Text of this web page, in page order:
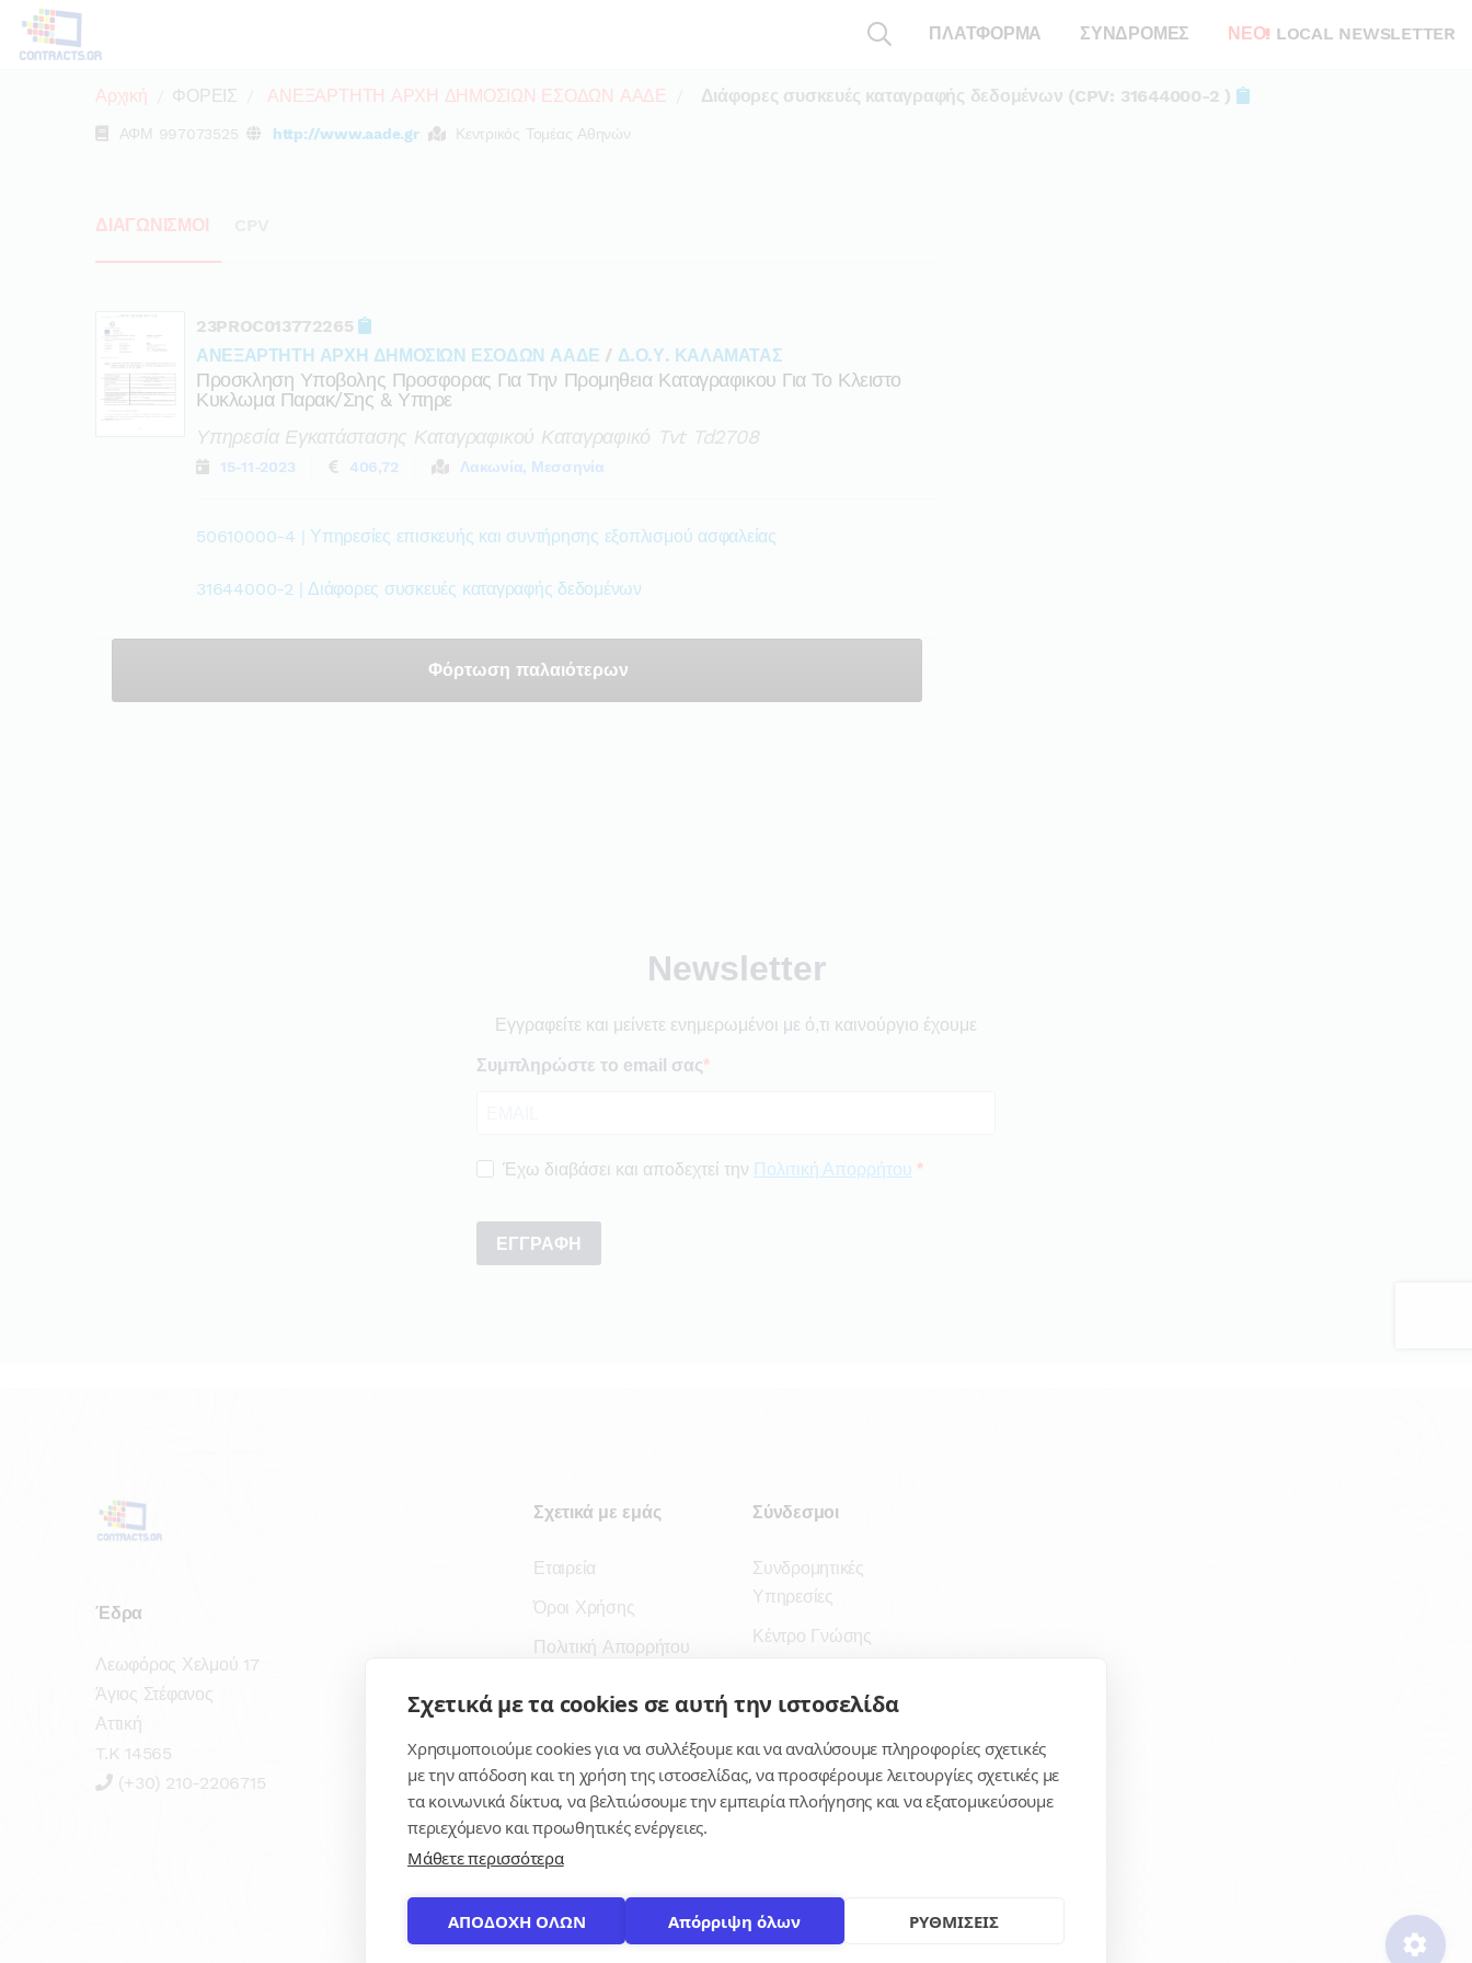
ΠΛΑΤΦΟΡΜΑ ΣΥΝΔΡΟΜΕΣ ΝΕΟ! LOCAL NEWSLETTER
Αρχική ΦΟΡΕΙΣ ΑΝΕΞΑΡΤΗΤΗ ΑΡΧΗ ΔΗΜΟΣΙΩΝ ΕΣΟΔΩΝ ΑΑΔΕ Διάφορες συσκευές καταγραφής δεδομένων (CPV: 31644000-2 )
ΑΦΜ 997073525 http://www.aade.gr Κεντρικός Τομέας Αθηνών
ΔΙΑΓΩΝΙΣΜΟΙ
23PROC013772265
ΑΝΕΞΑΡΤΗΤΗ ΑΡΧΗ ΔΗΜΟΣΙΩΝ ΕΣΟΔΩΝ ΑΑΔΕ / Δ.Ο.Υ. ΚΑΛΑΜΑΤΑΣ
Προσκληση Υποβολης Προσφορας Για Την Προμηθεια Καταγραφικου Για Το Κλειστο
Κυκλωμα Παρακ/σης & Υπηρε
Υπηρεσία Εγκατάστασης Καταγραφικού Καταγραφικό Tvt Td2708
15-11-2023 406,72 Λακωνία, Μεσσηνία
50610000-4 | Υπηρεσίες επισκευής και συντήρησης εξοπλισμού ασφαλείας
31644000-2 | Διάφορες συσκευές καταγραφής δεδομένων
Φόρτωση παλαιότερων
Έδρα
Λεωφόρος Χελμού 17
Άγιος Στέφανος
Αττική
T.K 14565
(+30) 210-2206715
Σχετικά με εμάς
Εταιρεία
Όροι Χρήσης
Πολιτική Απορρήτου
Σύνδεσμοι
Συνδρομητικές
Υπηρεσίες
Κέντρο Γνώσης
Εγγραφή
Για δημοσίους
υπαλλήλους
settings
Σχετικά με τα cookies σε αυτή την ιστοσελίδα
Χρησιμοποιούμε cookies για να συλλέξουμε και να αναλύσουμε πληροφορίες σχετικές
με την απόδοση και τη χρήση της ιστοσελίδας, να προσφέρουμε λειτουργίες σχετικές με
τα κοινωνικά δίκτυα, να βελτιώσουμε την εμπειρία πλοήγησης και να εξατομικεύσουμε
περιεχόμενο και προωθητικές ενέργειες.
Μάθετε περισσότερα
ΑΠΟΔΟΧΗ ΟΛΩΝ Απόρριψη όλων ΡΥΘΜΙΣΕΙΣ